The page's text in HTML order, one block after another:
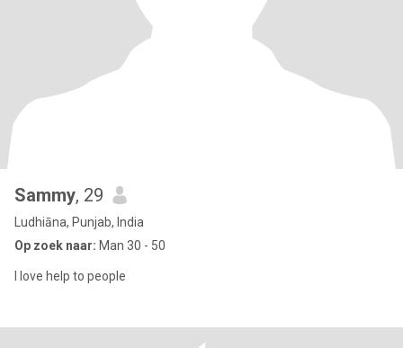
Sammy, 29
Ludhiāna, Punjab, India
Op zoek naar: Man 30 - 50
I love help to people